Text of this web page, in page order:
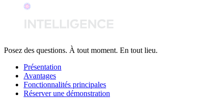
Posez des questions. À tout moment. En tout lieu.
Présentation
Avantages
Fonctionnalités principales
Réserver une démonstration